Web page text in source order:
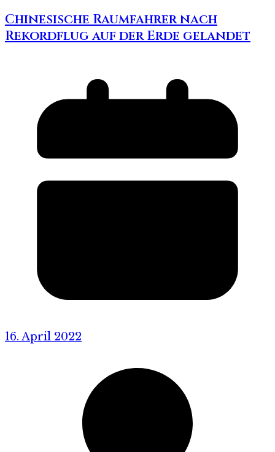
Chinesische Raumfahrer nach
Rekordflug auf der Erde gelandet
16. April 2022